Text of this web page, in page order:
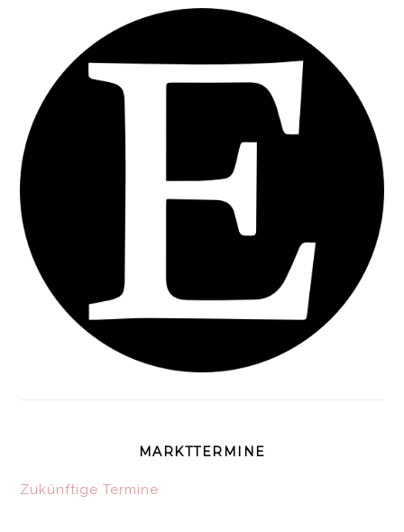
MARKTTERMINE
Zukünftige Termine